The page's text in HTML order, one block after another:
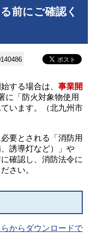
前にご確認く
する場合は、 事業開
に「防火対象物使用
います。（北九州市
要とされる「消防用
誘導灯など）」や
確認し、消防法令に
さい。
からダウンロードで